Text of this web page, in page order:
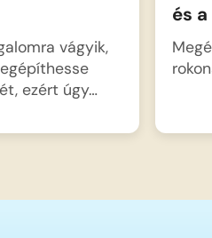
vágyik,
ezért úgy…
és